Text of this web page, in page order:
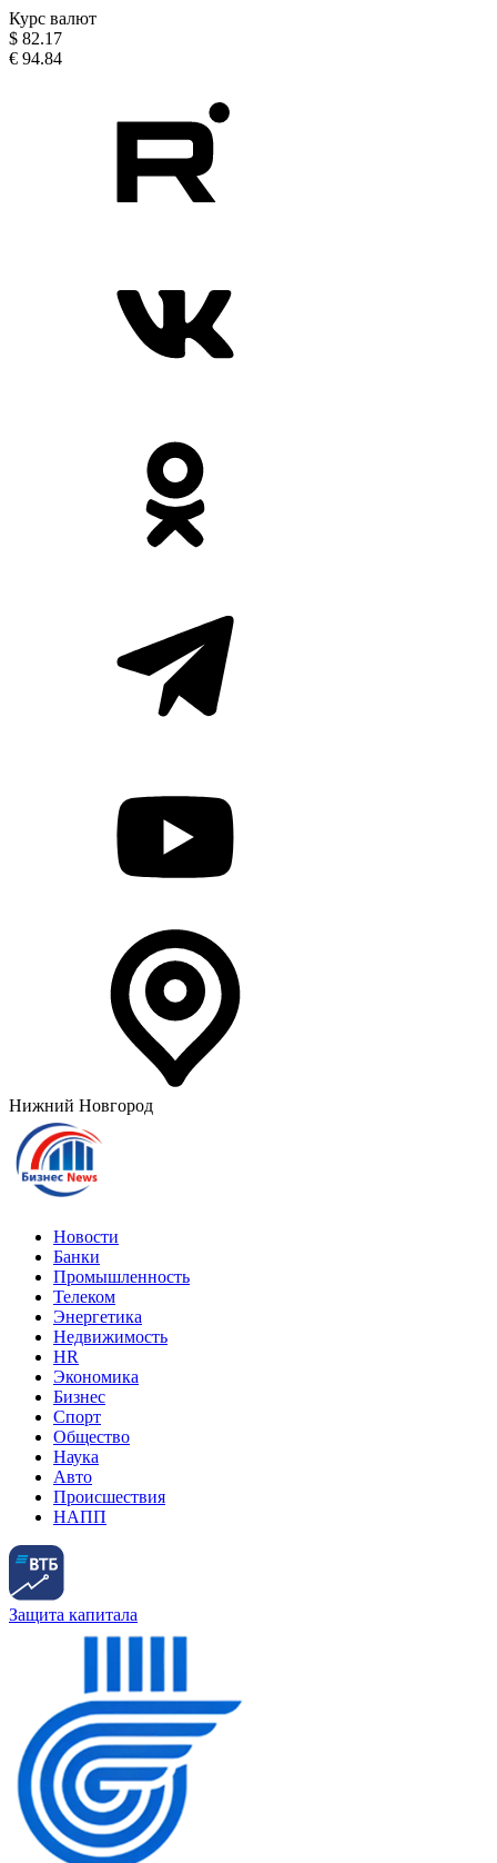
Курс валют
$ 82.17
€ 94.84
Нижний Новгород
Новости
Банки
Промышленность
Телеком
Энергетика
Недвижимость
HR
Экономика
Бизнес
Спорт
Общество
Наука
Авто
Происшествия
НАПП
Защита капитала